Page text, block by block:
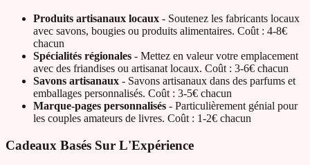
Produits artisanaux locaux - Soutenez les fabricants locaux
avec savons, bougies ou produits alimentaires. Coût : 4-8€
chacun
Spécialités régionales - Mettez en valeur votre emplacement
avec des friandises ou artisanat locaux. Coût : 3-6€ chacun
Savons artisanaux - Savons artisanaux dans des parfums et
emballages personnalisés. Coût : 3-5€ chacun
Marque-pages personnalisés - Particulièrement génial pour
les couples amateurs de livres. Coût : 1-2€ chacun
Cadeaux Basés Sur L'Expérience